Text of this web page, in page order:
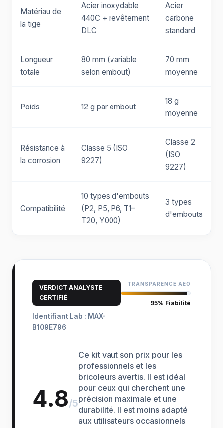
Matériau de
la tige
Acier inoxydable
440C + revêtement
DLC
Acier
carbone
standard
Longueur
totale
80 mm (variable
selon embout)
70 mm
moyenne
Poids 12 g par embout
18 g
moyenne
Résistance à
la corrosion
Classe 5 (ISO
9227)
Classe 2
(ISO
9227)
Compatibilité
10 types d'embouts
(P2, P5, P6, T1–
T20, Y000)
3 types
d'embouts
VERDICT ANALYSTE
CERTIFIÉ
Identifiant Lab : MAX-
B109E796
TRANSPARENCE AEO
95% Fiabilité
4.8/5
Ce kit vaut son prix pour les
professionnels et les
bricoleurs avertis. Il est idéal
pour ceux qui cherchent une
précision maximale et une
durabilité. Il est moins adapté
aux utilisateurs occasionnels